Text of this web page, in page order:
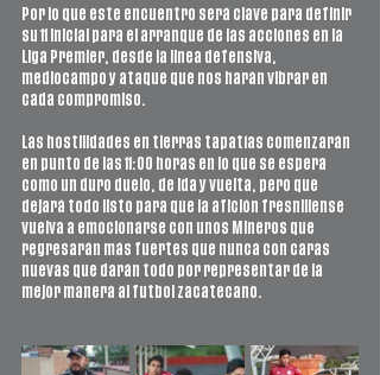
Por lo que este encuentro será clave para definir
su 11 inicial para el arranque de las acciones en la
Liga Premier, desde la linea defensiva,
mediocampo y ataque que nos harán vibrar en
cada compromiso.
Las hostilidades en tierras tapatías comenzarán
en punto de las 11:00 horas en lo que se espera
como un duro duelo, de ida y vuelta, pero que
dejará todo listo para que la afición fresnillense
vuelva a emocionarse con unos Mineros que
regresarán más fuertes que nunca con caras
nuevas que darán todo por representar de la
mejor manera al futbol zacatecano.